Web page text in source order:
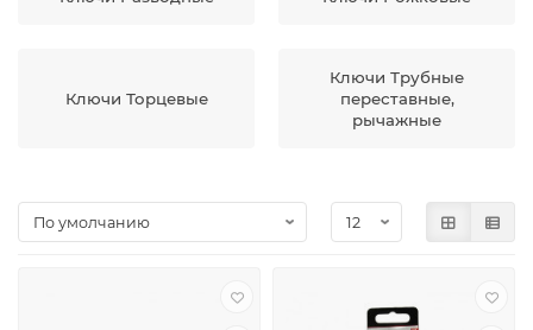
Ключи Торцевые
Ключи Трубные
переставные,
рычажные